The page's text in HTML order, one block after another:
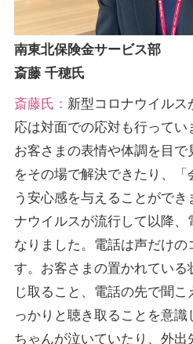
南東北保険金サービス部
斎藤 千穂氏
斎藤氏： 新型コロナウイルス
応は対面での応対も行ってい
お客さまの表情や体調を目
をその場で解決できたり、
う安心感を与えることがで
ナウイルスが流行して以降、
なりました。電話は声だけ
す。お客さまの置かれてい
じ取ること、電話の先で聞
っかりと聴き取ることを意
ちゃんが泣いていたり、外出